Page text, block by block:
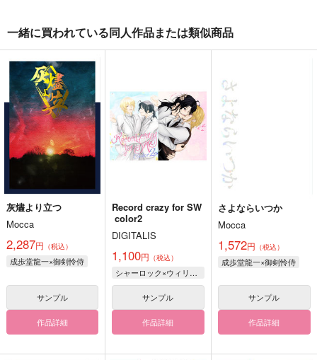
一緒に買われている同人作品または類似商品
灰燼より立つ
Mocca
2,287円 （税込）
成歩堂龍一×御剣怜侍
サンプル
作品詳細
Record crazy for SW
color2
DIGITALIS
1,100円 （税込）
シャーロック×ウィリアム
サンプル
作品詳細
さよならいつか
Mocca
1,572円 （税込）
成歩堂龍一×御剣怜侍
サンプル
作品詳細